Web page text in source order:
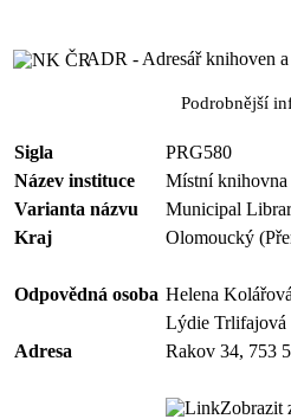
ADR - Adresář knihoven
Podrobnější
Sigla
PRG580
Název instituce
Místní
Varianta názvu
Municipal
Kraj
Olomoucký
Odpovědná osoba Helena Kolářová
Lýdie Trlifajová
Adresa
Rakov 34, 753
Zobrazit